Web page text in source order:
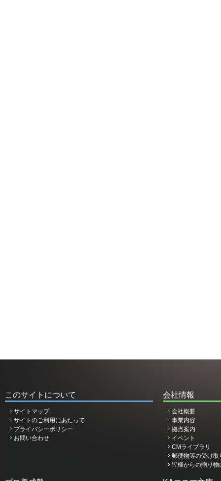
このサイトについて
サイトマップ
サイトのご利用にあたって
プライバシーポリシー
お問い合わせ
会社情報
会社概要
事業内容
拠点案内
イベント
CMライブラリ
郵便物等の受け取
皆様からの贈り